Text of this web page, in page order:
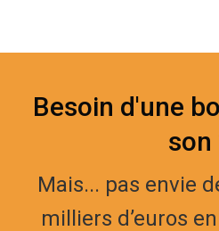
Besoin d'une
son
Mais... pas envie
milliers d’euros